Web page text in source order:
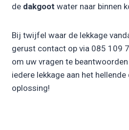
de dakgoot water naar binnen
Bij twijfel waar de lekkage
gerust contact op via 085 109
om uw vragen te
iedere lekkage aan het
oplossing!